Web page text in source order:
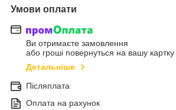
Умови оплати
Ви отримаєте замовлення
або гроші повернуться на вашу картку
Детальніше
Післяплата
Оплата на рахунок